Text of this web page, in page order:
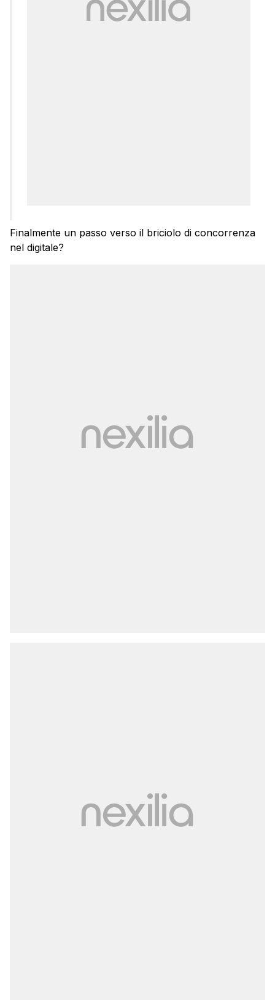
Finalmente un passo verso il briciolo di concorrenza
nel digitale?